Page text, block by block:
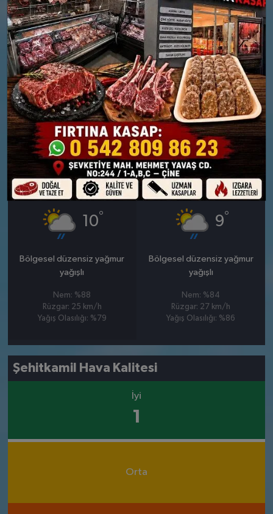
10°
Bölgesel düzensiz yağmur
yağışlı
Nem: %80
Rüzgar: 26 km/h
Yağış Olasılığı: %88
10°
Bölgesel düzensiz yağmur
yağışlı
Nem: %81
Rüzgar: 23 km/h
Yağış Olasılığı: %83
29 MART
PAZAR
10°
Bölgesel düzensiz yağmur
yağışlı
Nem: %88
Rüzgar: 25 km/h
Yağış Olasılığı: %79
30 MART
PAZARTESI
9°
Bölgesel düzensiz yağmur
yağışlı
Nem: %84
Rüzgar: 27 km/h
Yağış Olasılığı: %86
Şehitkamil Hava Kalitesi
İyi
1
Orta